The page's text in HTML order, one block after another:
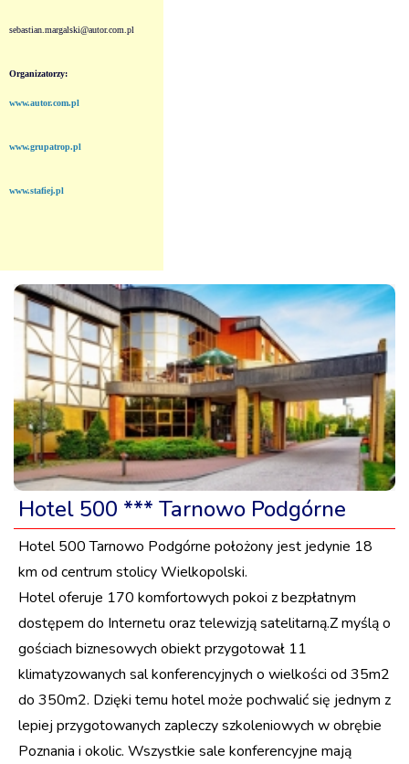
sebastian.margalski@autor.com.pl
Organizatorzy:
www.autor.com.pl
www.grupatrop.pl
www.stafiej.pl
Hotel 500 *** Tarnowo Podgórne
Hotel 500 Tarnowo Podgórne położony jest jedynie 18
km od centrum stolicy Wielkopolski.
Hotel oferuje 170 komfortowych pokoi z bezpłatnym
dostępem do Internetu oraz telewizją satelitarną.Z myślą o
gościach biznesowych obiekt przygotował 11
klimatyzowanych sal konferencyjnych o wielkości od 35m2
do 350m2. Dzięki temu hotel może pochwalić się jednym z
lepiej przygotowanych zapleczy szkoleniowych w obrębie
Poznania i okolic. Wszystkie sale konferencyjne mają